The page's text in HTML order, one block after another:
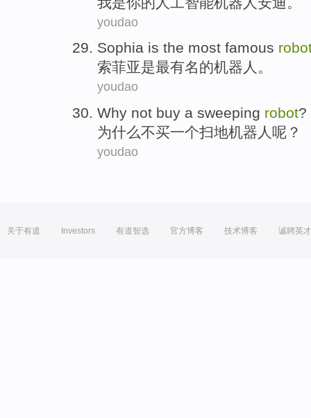
youdao
Sophia is the most famous
索菲亚是最有名的机器人。
youdao
Why not buy a sweeping robot?
为什么不买一个扫地机器人呢？
youdao
关于有道 Investors 有道智选 官方博客 技术博客 诚聘英才